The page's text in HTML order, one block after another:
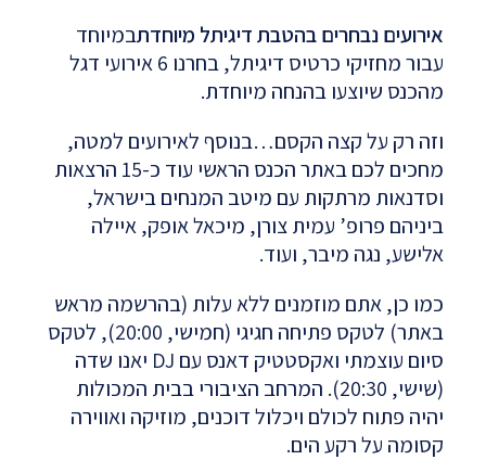
אירועים נבחרים בהטבת דיגיתל מיוחדתבמיוחד
עבור מחזיקי כרטיס דיגיתל, בחרנו 6 אירועי דגל
מהכנס שיוצעו בהנחה מיוחדת.
וזה רק על קצה הקסם…בנוסף לאירועים למטה,
מחכים לכם באתר הכנס הראשי עוד כ-15 הרצאות
וסדנאות מרתקות עם מיטב המנחים בישראל,
ביניהם פרופ’ עמית צורן, מיכאל אופק, איילה
אלישע, נגה מיבר, ועוד.
כמו כן, אתם מוזמנים ללא עלות (בהרשמה מראש
באתר) לטקס פתיחה חגיגי (חמישי, 20:00), לטקס
סיום עוצמתי ואקסטטיק דאנס עם DJ יאנו שדה
(שישי, 20:30). המרחב הציבורי בבית המכולות
יהיה פתוח לכולם ויכלול דוכנים, מוזיקה ואווירה
קסומה על רקע הים.